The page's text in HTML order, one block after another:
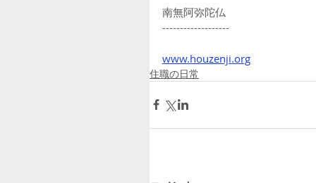
南無阿弥陀仏
-------------------
www.houzenji.org
住職の日常